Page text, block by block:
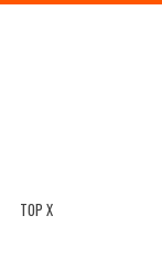
TOP X